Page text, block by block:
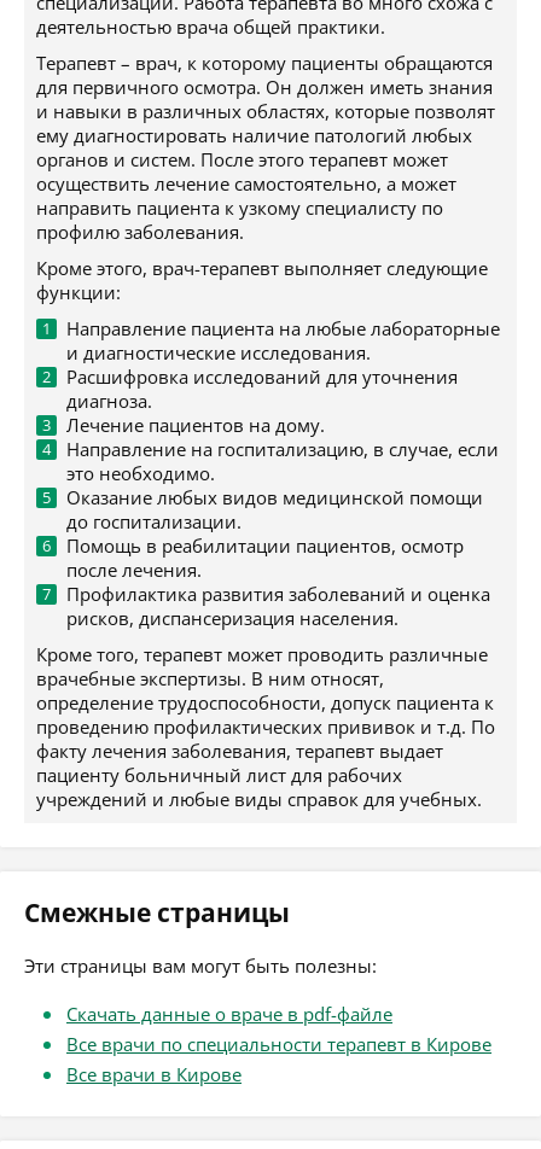
деятельностью врача общей практики.
Терапевт – врач, к которому пациенты обращаются
для первичного осмотра. Он должен иметь знания
и навыки в различных областях, которые позволят
ему диагностировать наличие патологий любых
органов и систем. После этого терапевт может
осуществить лечение самостоятельно, а может
направить пациента к узкому специалисту по
профилю заболевания.
Кроме этого, врач-терапевт выполняет следующие
функции:
Направление пациента на любые лабораторные
и диагностические исследования.
Расшифровка исследований для уточнения
диагноза.
Лечение пациентов на дому.
Направление на госпитализацию, в случае, если
это необходимо.
Оказание любых видов медицинской помощи
до госпитализации.
Помощь в реабилитации пациентов, осмотр
после лечения.
Профилактика развития заболеваний и оценка
рисков, диспансеризация населения.
Кроме того, терапевт может проводить различные
врачебные экспертизы. В ним относят,
определение трудоспособности, допуск пациента к
проведению профилактических прививок и т.д. По
факту лечения заболевания, терапевт выдает
пациенту больничный лист для рабочих
учреждений и любые виды справок для учебных.
Смежные страницы
Эти страницы вам могут быть полезны:
Скачать данные о враче в pdf-файле
Все врачи по специальности терапевт в Кирове
Все врачи в Кирове